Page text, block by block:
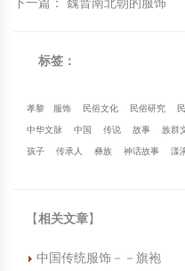
下一篇 ： 魏晋南北朝的服饰
标签：
孝黎 服饰 民俗文化 民俗研究
中华文脉 中国 传说 故事 族群
孩子 传承人 彝族 神话故事 漾
【相关文章】
中国传统服饰－－旗袍